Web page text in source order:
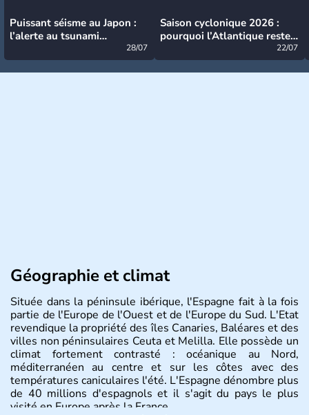
Puissant séisme au Japon :
l’alerte au tsunami
28/07
Saison cyclonique 2026 :
pourquoi l’Atlantique reste
22/07
Géographie et climat
Située dans la péninsule ibérique, l'Espagne fait à la fois
partie de l'Europe de l'Ouest et de l'Europe du Sud. L'Etat
revendique la propriété des îles Canaries, Baléares et des
villes non péninsulaires Ceuta et Melilla. Elle possède un
climat fortement contrasté : océanique au Nord,
méditerranéen au centre et sur les côtes avec des
températures caniculaires l'été. L'Espagne dénombre plus
de 40 millions d'espagnols et il s'agit du pays le plus
visité en Europe après la France.